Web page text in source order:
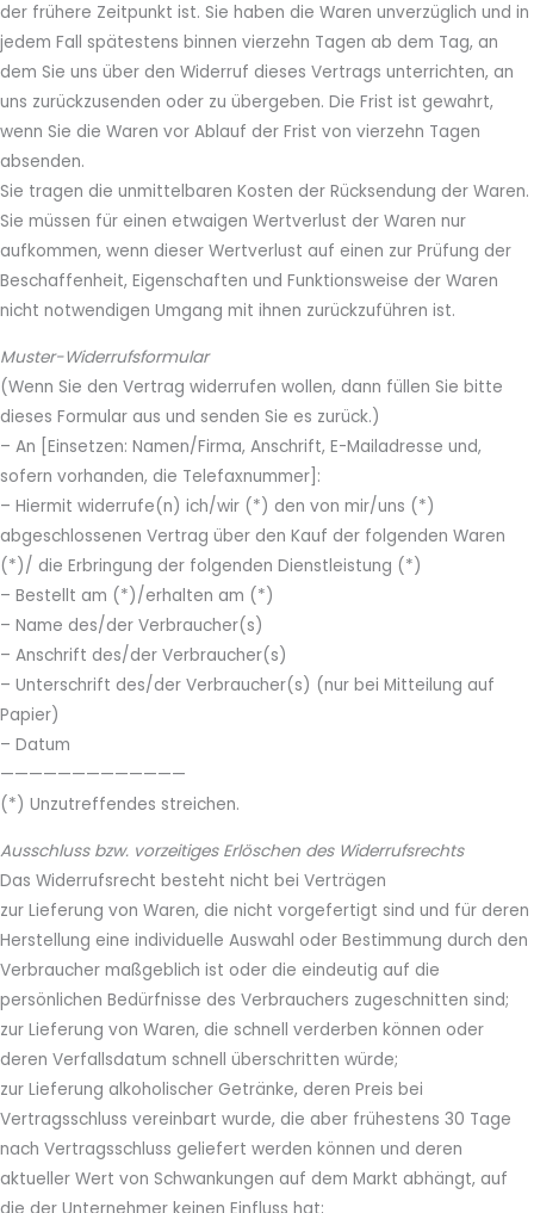
der frühere Zeitpunkt ist. Sie haben die Waren unverzüglich und in
jedem Fall spätestens binnen vierzehn Tagen ab dem Tag, an
dem Sie uns über den Widerruf dieses Vertrags unterrichten, an
uns zurückzusenden oder zu übergeben. Die Frist ist gewahrt,
wenn Sie die Waren vor Ablauf der Frist von vierzehn Tagen
absenden.
Sie tragen die unmittelbaren Kosten der Rücksendung der Waren.
Sie müssen für einen etwaigen Wertverlust der Waren nur
aufkommen, wenn dieser Wertverlust auf einen zur Prüfung der
Beschaffenheit, Eigenschaften und Funktionsweise der Waren
nicht notwendigen Umgang mit ihnen zurückzuführen ist.
Muster-Widerrufsformular
(Wenn Sie den Vertrag widerrufen wollen, dann füllen Sie bitte
dieses Formular aus und senden Sie es zurück.)
– An [Einsetzen: Namen/Firma, Anschrift, E-Mailadresse und,
sofern vorhanden, die Telefaxnummer]:
– Hiermit widerrufe(n) ich/wir (*) den von mir/uns (*)
abgeschlossenen Vertrag über den Kauf der folgenden Waren
(*)/ die Erbringung der folgenden Dienstleistung (*)
– Bestellt am (*)/erhalten am (*)
– Name des/der Verbraucher(s)
– Anschrift des/der Verbraucher(s)
– Unterschrift des/der Verbraucher(s) (nur bei Mitteilung auf
Papier)
– Datum
—————————————
(*) Unzutreffendes streichen.
Ausschluss bzw. vorzeitiges Erlöschen des Widerrufsrechts
Das Widerrufsrecht besteht nicht bei Verträgen
zur Lieferung von Waren, die nicht vorgefertigt sind und für deren
Herstellung eine individuelle Auswahl oder Bestimmung durch den
Verbraucher maßgeblich ist oder die eindeutig auf die
persönlichen Bedürfnisse des Verbrauchers zugeschnitten sind;
zur Lieferung von Waren, die schnell verderben können oder
deren Verfallsdatum schnell überschritten würde;
zur Lieferung alkoholischer Getränke, deren Preis bei
Vertragsschluss vereinbart wurde, die aber frühestens 30 Tage
nach Vertragsschluss geliefert werden können und deren
aktueller Wert von Schwankungen auf dem Markt abhängt, auf
die der Unternehmer keinen Einfluss hat;